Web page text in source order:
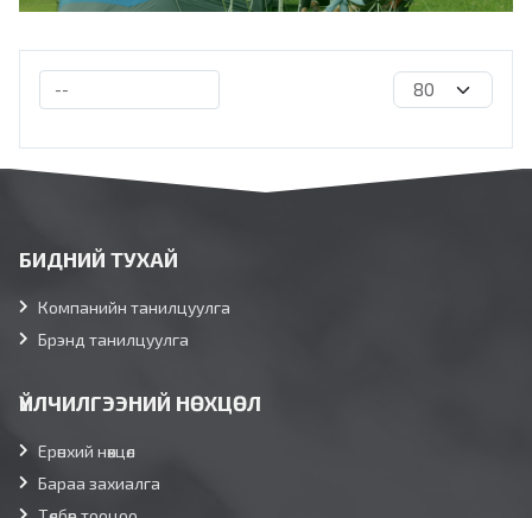
БИДНИЙ ТУХАЙ
Компанийн танилцуулга
Брэнд танилцуулга
ҮЙЛЧИЛГЭЭНИЙ НӨХЦӨЛ
Ерөнхий нөхцөл
Бараа захиалга